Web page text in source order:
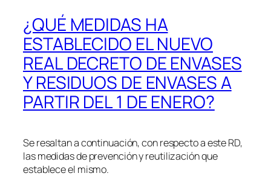
¿QUÉ MEDIDAS HA
ESTABLECIDO EL NUEVO
REAL DECRETO DE ENVASES
Y RESIDUOS DE ENVASES A
PARTIR DEL 1 DE ENERO?
Se resaltan a continuación, con respecto a este RD,
las medidas de prevención y reutilización que
establece el mismo.